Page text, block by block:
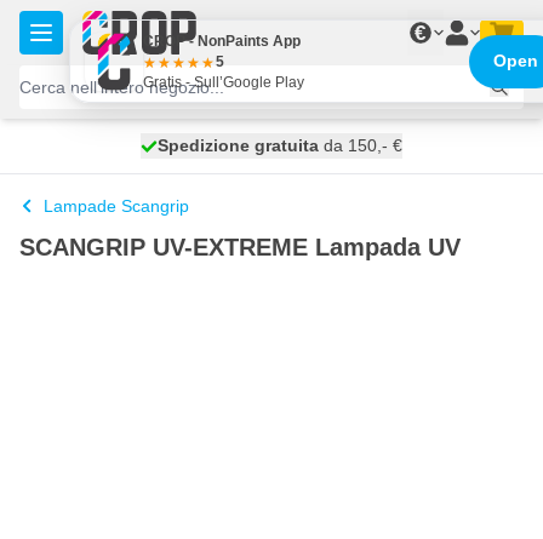
Salta al contenuto
€
spedito domani
Spedizione gratuita da 150,- €
100 giorni
Lampade Scangrip
SCANGRIP UV-EXTREME Lampada UV
CROP - NonPaints App
5
Gratis - Sull’Google Play
Open